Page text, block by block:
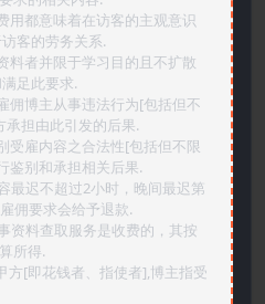
用都意味着在访客的主观意识
客的劳务关系.
料者并限于学习目的且不扩散
足此要求.
佣博主从事违法行为[包括但不
承担由此引发的后果.
受雇内容之合法性[包括但不限
鉴别和承担相关后果.
最迟不超过2小时，晚间最迟第
佣要求会给予退款.
资料查取服务是收费的，其按
所得.
方[即花钱者、指使者],博主指受